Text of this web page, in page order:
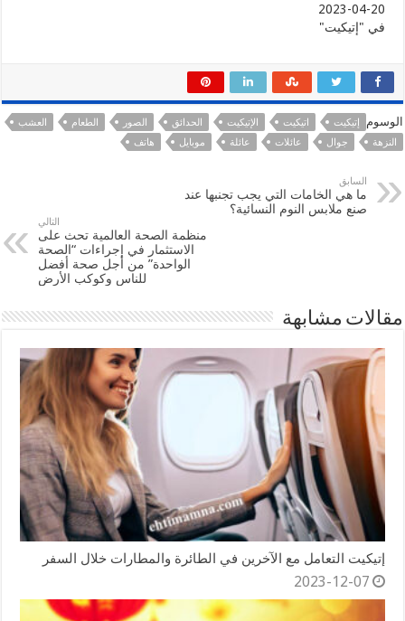
2023-04-20
في "إتيكيت"
الوسوم إتيكيت اتيكيت الإتيكيت الحدائق الصور الطعام
العشب
النزهة
جوال عائلات عائلة موبايل هاتف
السابق
ما هي الخامات التي يجب تجنبها عند
صنع ملابس النوم النسائية؟
التالي
منظمة الصحة العالمية تحث على
الاستثمار في إجراءات “الصحة
الواحدة” من أجل صحة أفضل
للناس وكوكب الأرض
مقالات مشابهة
إتيكيت التعامل مع الآخرين في الطائرة والمطارات خلال السفر
2023-12-07